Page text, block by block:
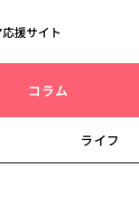
援サイト
コラム
ライフ